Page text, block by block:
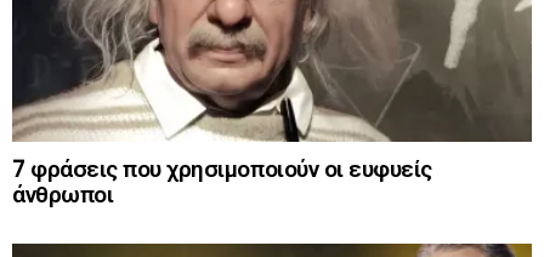
7 φράσεις που χρησιμοποιούν οι ευφυείς
άνθρωποι